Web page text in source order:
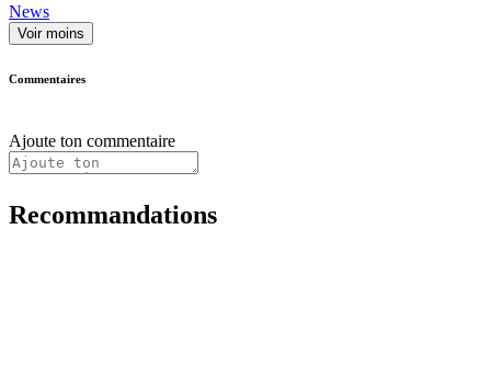
News
Voir moins
Commentaires
Ajoute ton commentaire
Recommandations